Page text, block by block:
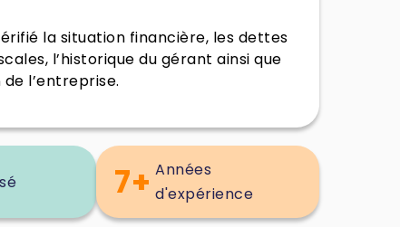
la situation financière, les dettes
l’historique du gérant ainsi que
l’entreprise.
7+ Années
d'expérience